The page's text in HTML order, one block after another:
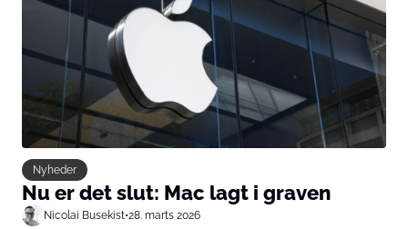
Nyheder
Nu er det slut: Mac lagt i graven
Nicolai Busekist•28. marts 2026